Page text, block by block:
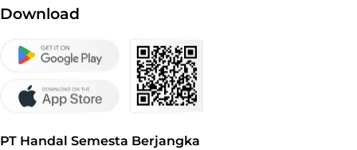
Download
PT Handal Semesta Berjangka